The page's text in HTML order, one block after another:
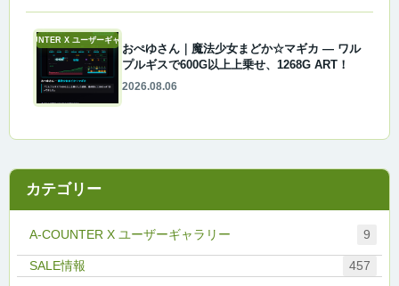
A-COUNTER X ユーザーギャラリー
おぺゆさん｜魔法少女まどか☆マギカ ― ワル
プルギスで600G以上上乗せ、1268G ART！
2026.08.06
カテゴリー
A-COUNTER X ユーザーギャラリー 9
457